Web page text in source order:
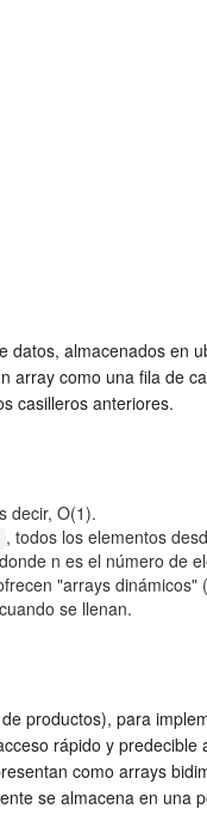
datos, almacenados en
array como una fila de
casilleros anteriores.
decir, O(1).
, todos los elementos
n es el número de
"arrays dinámicos"
se llenan.
productos), para
rápido y predecible
como arrays
se almacena en una